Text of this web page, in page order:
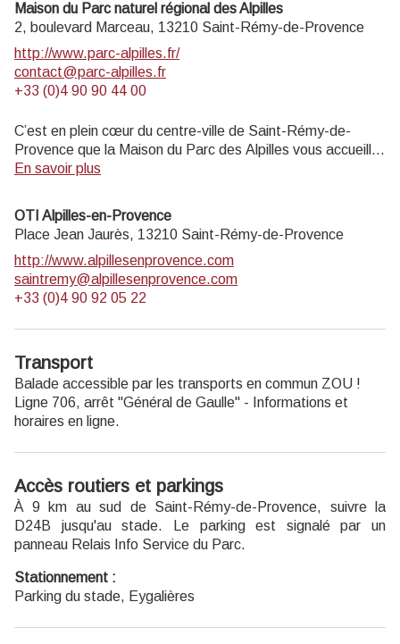
Maison du Parc naturel régional des Alpilles
2, boulevard Marceau, 13210 Saint-Rémy-de-Provence
http://www.parc-alpilles.fr/
contact@parc-alpilles.fr
+33 (0)4 90 90 44 00
C’est en plein cœur du centre-ville de Saint-Rémy-de-
Provence que la Maison du Parc des Alpilles vous accueille
dans ses locaux entièrement rénovés. Ce nouveau lieu
du Parc mais dispose également d’un espace d’accueil du
public, de salles d’exposition. Véritable centre de
ressources des patrimoines du Parc, il a pour ambition de
faire rayonner les habitants, les visiteurs et les touristes sur
l’ensemble des 16 communes du Parc.
Entrée gratuite.
En savoir plus
OTI Alpilles-en-Provence
Place Jean Jaurès, 13210 Saint-Rémy-de-Provence
http://www.alpillesenprovence.com
saintremy@alpillesenprovence.com
+33 (0)4 90 92 05 22
Transport
Balade accessible par les transports en commun ZOU !
Ligne 706, arrêt "Général de Gaulle" - Informations et
horaires en ligne.
Accès routiers et parkings
À 9 km au sud de Saint-Rémy-de-Provence, suivre la
D24B jusqu'au stade. Le parking est signalé par un
panneau Relais Info Service du Parc.
Stationnement :
Parking du stade, Eygalières